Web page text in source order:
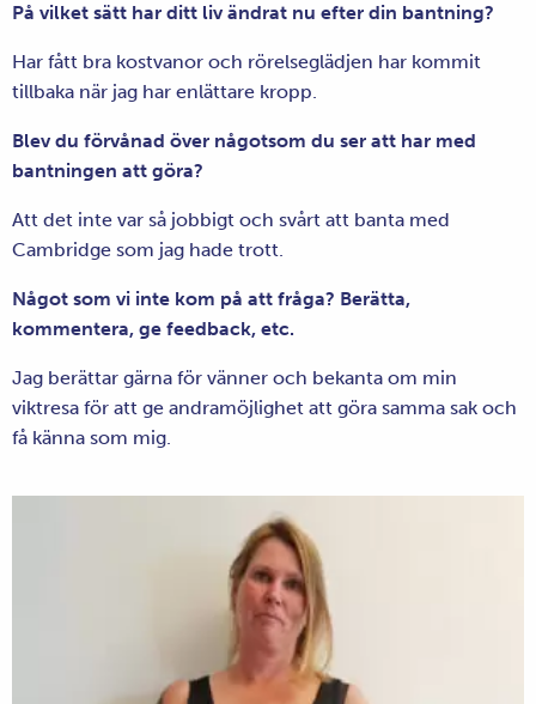
På vilket sätt har ditt liv ändrat nu efter din bantning?
Har fått bra kostvanor och rörelseglädjen har kommit
tillbaka när jag har enlättare kropp.
Blev du förvånad över någotsom du ser att har med
bantningen att göra?
Att det inte var så jobbigt och svårt att banta med
Cambridge som jag hade trott.
Något som vi inte kom på att fråga? Berätta,
kommentera, ge feedback, etc.
Jag berättar gärna för vänner och bekanta om min
viktresa för att ge andramöjlighet att göra samma sak och
få känna som mig.